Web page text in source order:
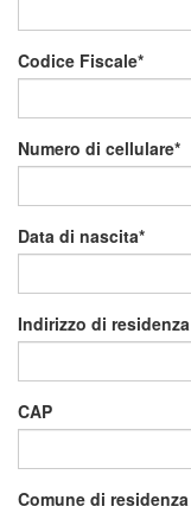
Codice Fiscale
Numero di cellulare
Data di nascita
Indirizzo di residenza
CAP
Comune di residenza